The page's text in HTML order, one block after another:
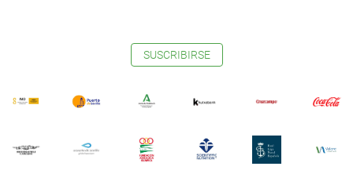
SUSCRIBIRSE